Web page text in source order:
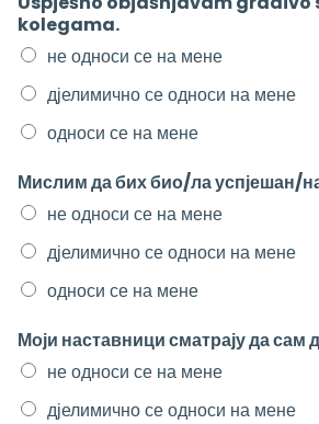
kolegama.
не односи се на мене
дјелимично се односи на мене
односи се на мене
Мислим да бих био/ла успјешан/
не односи се на мене
дјелимично се односи на мене
односи се на мене
Моји наставници сматрају да сам
не односи се на мене
дјелимично се односи на мене